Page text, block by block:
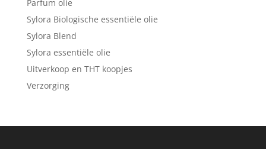
Parfum olie
Sylora Biologische essentiële olie
Sylora Blend
Sylora essentiële olie
Uitverkoop en THT koopjes
Verzorging